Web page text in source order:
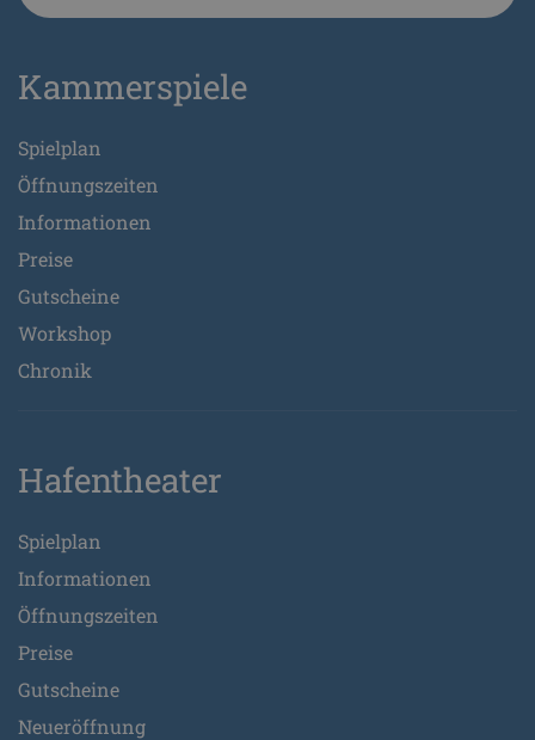
Kammerspiele
Spielplan
Öffnungszeiten
Informationen
Preise
Gutscheine
Workshop
Chronik
Hafentheater
Spielplan
Informationen
Öffnungszeiten
Preise
Gutscheine
Neueröffnung